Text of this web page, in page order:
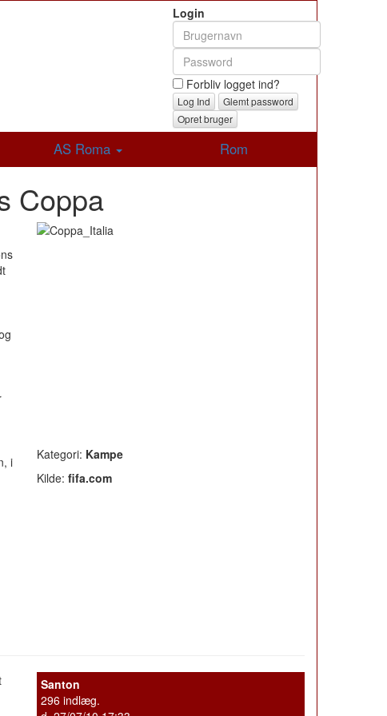
Login
Forbliv logget ind?
Glemt password
Opret bruger
AS Roma Rom
Coppa
Kategori: Kampe
Kilde: fifa.com
i
Santon
296 indlæg.